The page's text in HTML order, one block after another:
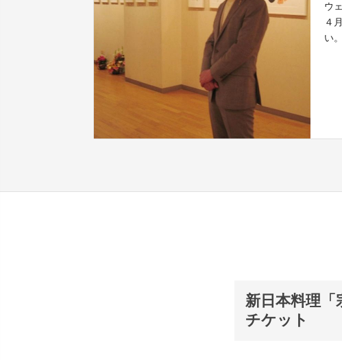
ウ
４
い。
新日本料理
チケット